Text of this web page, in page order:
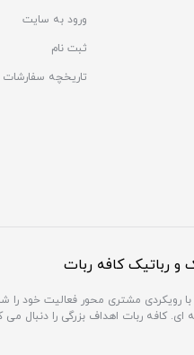
ورود به سایت
ثبت نام
تاریخچه سفارشات
و رباتیک کافه ربات
اینترنتی کافه ربات از سال ۱۳۹۴ و با
کافه ربات اهداف بزرگی را دنبال